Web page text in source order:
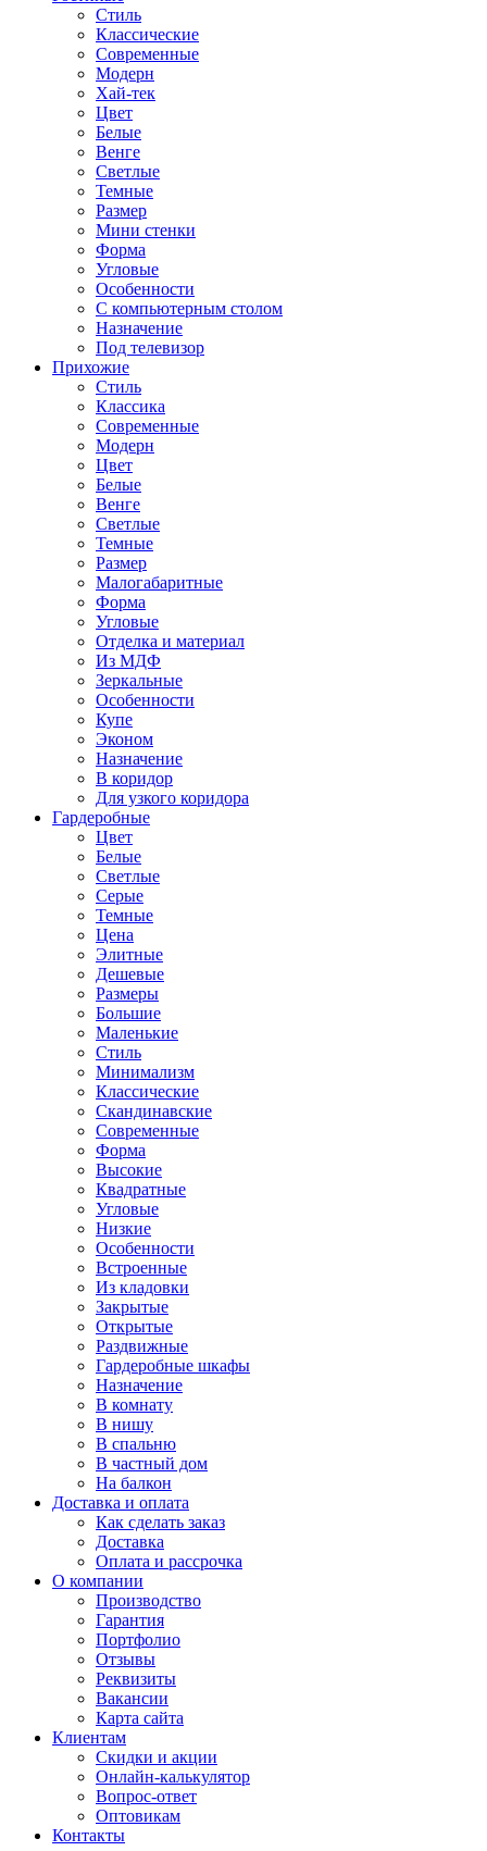
Стиль
Классические
Современные
Модерн
Хай-тек
Цвет
Белые
Венге
Светлые
Темные
Размер
Мини стенки
Форма
Угловые
Особенности
С компьютерным столом
Назначение
Под телевизор
Прихожие
Стиль
Классика
Современные
Модерн
Цвет
Белые
Венге
Светлые
Темные
Размер
Малогабаритные
Форма
Угловые
Отделка и материал
Из МДФ
Зеркальные
Особенности
Купе
Эконом
Назначение
В коридор
Для узкого коридора
Гардеробные
Цвет
Белые
Светлые
Серые
Темные
Цена
Элитные
Дешевые
Размеры
Большие
Маленькие
Стиль
Минимализм
Классические
Скандинавские
Современные
Форма
Высокие
Квадратные
Угловые
Низкие
Особенности
Встроенные
Из кладовки
Закрытые
Открытые
Раздвижные
Гардеробные шкафы
Назначение
В комнату
В нишу
В спальню
В частный дом
На балкон
Доставка и оплата
Как сделать заказ
Доставка
Оплата и рассрочка
О компании
Производство
Гарантия
Портфолио
Отзывы
Реквизиты
Вакансии
Карта сайта
Клиентам
Скидки и акции
Онлайн-калькулятор
Вопрос-ответ
Оптовикам
Контакты